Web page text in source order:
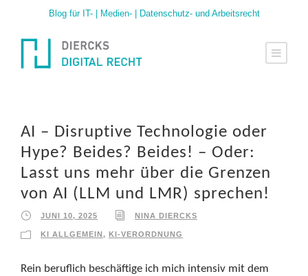
Blog für IT- | Medien- | Datenschutz- und Arbeitsrecht
AI – Disruptive Technologie oder
Hype? Beides? Beides! – Oder:
Lasst uns mehr über die Grenzen
von AI (LLM und LMR) sprechen!
JUNI 10, 2025 NINA DIERCKS
KI ALLGEMEIN, KI-VERORDNUNG
Rein beruflich beschäftige ich mich intensiv mit dem